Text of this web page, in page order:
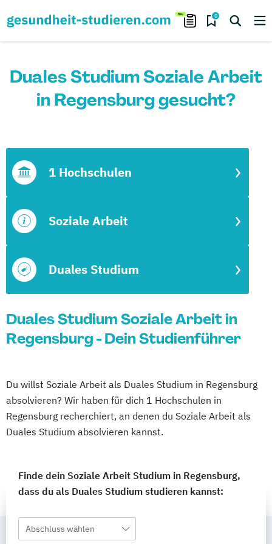
0
Duales Studium Soziale Arbeit
in Regensburg gesucht?
Duales Studium
Soziale Arbeit
1 Hochschulen
Duales Studium Soziale Arbeit in
Regensburg - Dein Studienführer
Du willst Soziale Arbeit als Duales Studium in Regensburg
absolvieren? Wir haben für dich 1 Hochschulen in
Regensburg recherchiert, an denen du Soziale Arbeit als
Duales Studium absolvieren kannst.
Finde dein Soziale Arbeit Studium in Regensburg,
dass du als Duales Studium studieren kannst:
Abschluss wählen